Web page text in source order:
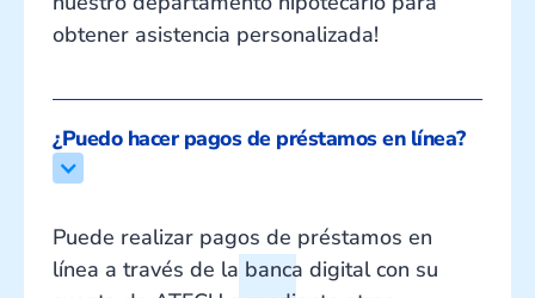
obtener asistencia personalizada!
¿Puedo hacer pagos de préstamos en línea?
Puede realizar pagos de préstamos en
línea a través de la banca digital con su